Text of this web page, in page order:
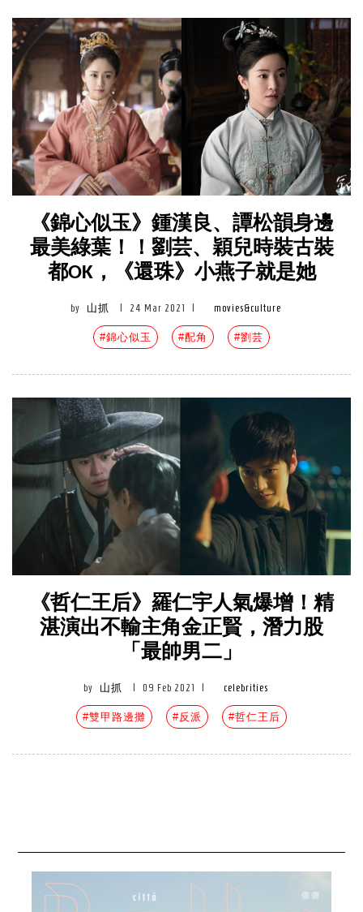
《錦心似玉》鍾漢良、譚松韻身邊
最美綠葉！！劉芸、穎兒時裝古裝
都OK，《還珠》小燕子就是她
by 山抓 24 Mar 2021 movies&culture
#錦心似玉 #配角 #劉芸
《哲仁王后》羅仁宇人氣爆增！精
湛演出不輸主角金正賢，潛力股
「最帥男二」
by 山抓 09 Feb 2021 celebrities
#雙甲路邊攤 #反派 #哲仁王后